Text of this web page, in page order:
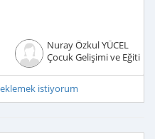
Nuray Özkul YÜCEL
Çocuk Gelişimi ve
istiyorum